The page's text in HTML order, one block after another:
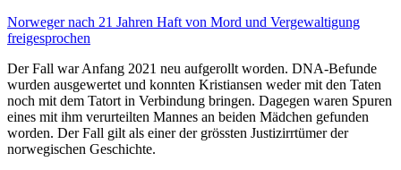
Norweger nach 21 Jahren Haft von Mord und Vergewaltigung
freigesprochen
Der Fall war Anfang 2021 neu aufgerollt worden. DNA-Befunde
wurden ausgewertet und konnten Kristiansen weder mit den Taten
noch mit dem Tatort in Verbindung bringen. Dagegen waren Spuren
eines mit ihm verurteilten Mannes an beiden Mädchen gefunden
worden. Der Fall gilt als einer der grössten Justizirrtümer der
norwegischen Geschichte.